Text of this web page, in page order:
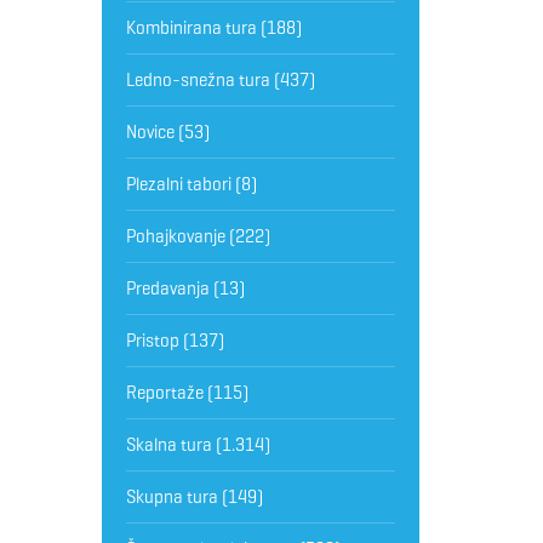
Kombinirana tura (188)
Ledno-snežna tura (437)
Novice(53)
Plezalni tabori(8)
Pohajkovanje(222)
Predavanja (13)
Pristop (137)
Reportaže(115)
Skalna tura (1.314)
Skupna tura (149)